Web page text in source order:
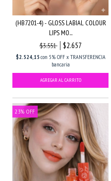
(HB7201-4) - GLOSS LABIAL COLOUR
LIPS MO...
$3.551
$2.657
$2.524,15 con 5% OFF x TRANSFERENCIA
bancaria
23% OFF